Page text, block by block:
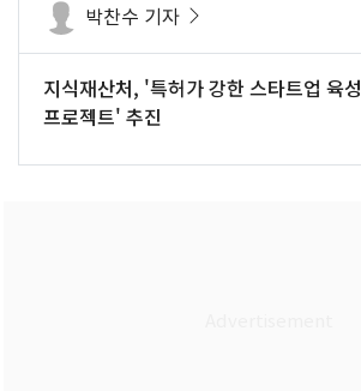
박찬수 기자
지식재산처, '특허가 강한 스타트업 육성
프로젝트' 추진